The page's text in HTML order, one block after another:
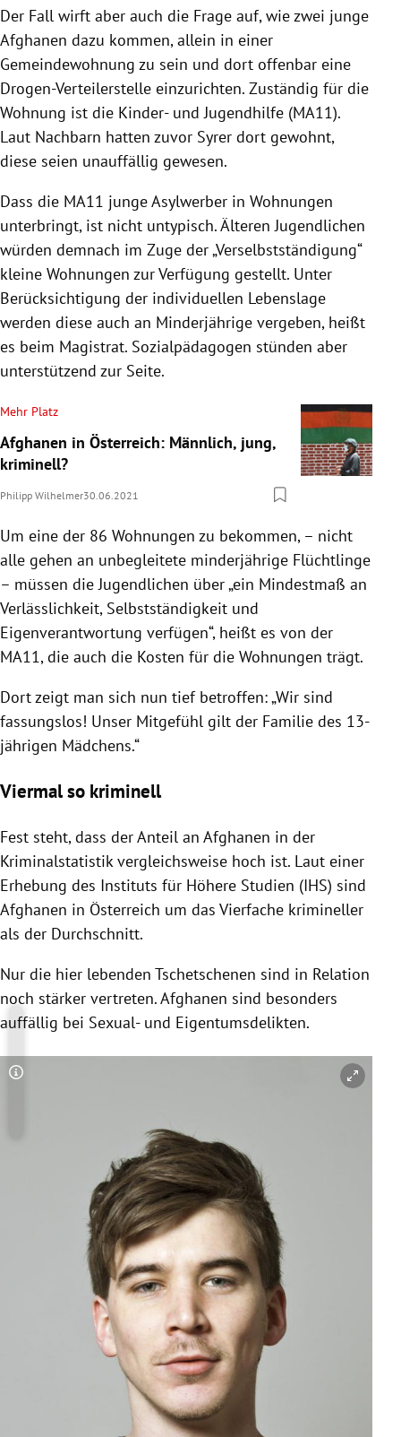
Der Fall wirft aber auch die Frage auf, wie zwei junge
Afghanen dazu kommen, allein in einer
Gemeindewohnung zu sein und dort offenbar eine
Drogen-Verteilerstelle einzurichten. Zuständig für die
Wohnung ist die Kinder- und Jugendhilfe (MA11).
Laut Nachbarn hatten zuvor Syrer dort gewohnt,
diese seien unauffällig gewesen.
Dass die MA11 junge Asylwerber in Wohnungen
unterbringt, ist nicht untypisch. Älteren Jugendlichen
würden demnach im Zuge der „Verselbstständigung“
kleine Wohnungen zur Verfügung gestellt. Unter
Berücksichtigung der individuellen Lebenslage
werden diese auch an Minderjährige vergeben, heißt
es beim Magistrat. Sozialpädagogen stünden aber
unterstützend zur Seite.
Mehr Platz
Afghanen in Österreich: Männlich, jung,
kriminell?
Philipp Wilhelmer30.06.2021
Um eine der 86 Wohnungen zu bekommen, – nicht
alle gehen an unbegleitete minderjährige Flüchtlinge
– müssen die Jugendlichen über „ein Mindestmaß an
Verlässlichkeit, Selbstständigkeit und
Eigenverantwortung verfügen“, heißt es von der
MA11, die auch die Kosten für die Wohnungen trägt.
Dort zeigt man sich nun tief betroffen: „Wir sind
fassungslos! Unser Mitgefühl gilt der Familie des 13-
jährigen Mädchens.“
Viermal so kriminell
Fest steht, dass der Anteil an Afghanen in der
Kriminalstatistik vergleichsweise hoch ist. Laut einer
Erhebung des Instituts für Höhere Studien (IHS) sind
Afghanen in Österreich um das Vierfache krimineller
als der Durchschnitt.
Nur die hier lebenden Tschetschenen sind in Relation
noch stärker vertreten. Afghanen sind besonders
auffällig bei Sexual- und Eigentumsdelikten.
Copyright-Hinweis öffnen/schließen